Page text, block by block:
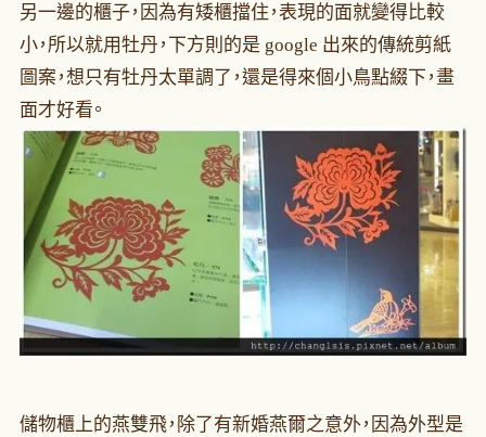
另一邊的櫃子，因為有矮櫃擋住，表現的面就變得比較
小，所以就用牡丹，下方則的是 google 出來的傳統剪紙
圖案，想只有牡丹太單調了，還是得來個小鳥點綴下，畫
面才好看。
儲物櫃上的燕雙飛，除了有新婚燕爾之意外，因為外型是